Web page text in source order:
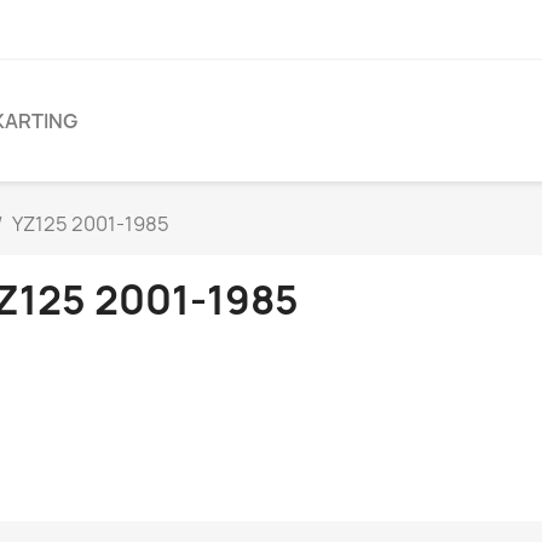
YZ125 2001-1985
2001-1985